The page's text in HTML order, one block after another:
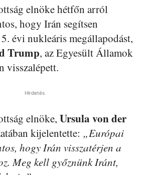
elnöke hétfőn arról
hogy Irán segítsen
évi nukleáris megállapodást,
Trump, az Egyesült Államok
visszalépett.
Hirdetés
elnöke, Ursula von der
kijelentette: „Európai
hogy Irán visszatérjen a
Meg kell győznünk Iránt,